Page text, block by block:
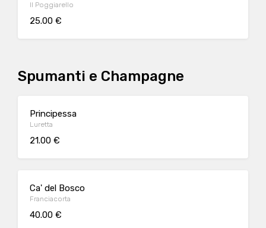
Il Poggiarello
25.00 €
Spumanti e Champagne
Principessa
Luretta
21.00 €
Ca' del Bosco
Franciacorta
40.00 €